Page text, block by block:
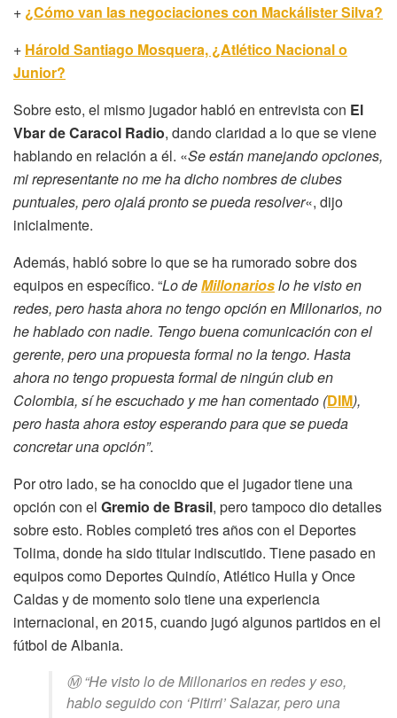
+ ¿Cómo van las negociaciones con Mackálister Silva?
+ Hárold Santiago Mosquera, ¿Atlético Nacional o
Junior?
Sobre esto, el mismo jugador habló en entrevista con El
Vbar de Caracol Radio, dando claridad a lo que se viene
hablando en relación a él. «Se están manejando opciones,
mi representante no me ha dicho nombres de clubes
puntuales, pero ojalá pronto se pueda resolver«, dijo
inicialmente.
Además, habló sobre lo que se ha rumorado sobre dos
equipos en específico. “Lo deMillonarioslo he visto en
redes, pero hasta ahora no tengo opción en Millonarios, no
he hablado con nadie. Tengo buena comunicación con el
gerente, pero una propuesta formal no la tengo. Hasta
ahora no tengo propuesta formal de ningún club en
Colombia, sí he escuchado y me han comentado (DIM),
pero hasta ahora estoy esperando para que se pueda
concretar una opción”.
Por otro lado, se ha conocido que el jugador tiene una
opción con el Gremio de Brasil, pero tampoco dio detalles
sobre esto. Robles completó tres años con el Deportes
Tolima, donde ha sido titular indiscutido. Tiene pasado en
equipos como Deportes Quindío, Atlético Huila y Once
Caldas y de momento solo tiene una experiencia
internacional, en 2015, cuando jugó algunos partidos en el
fútbol de Albania.
Ⓜ️ “He visto lo de Millonarios en redes y eso,
hablo seguido con ‘Pitirri’ Salazar, pero una